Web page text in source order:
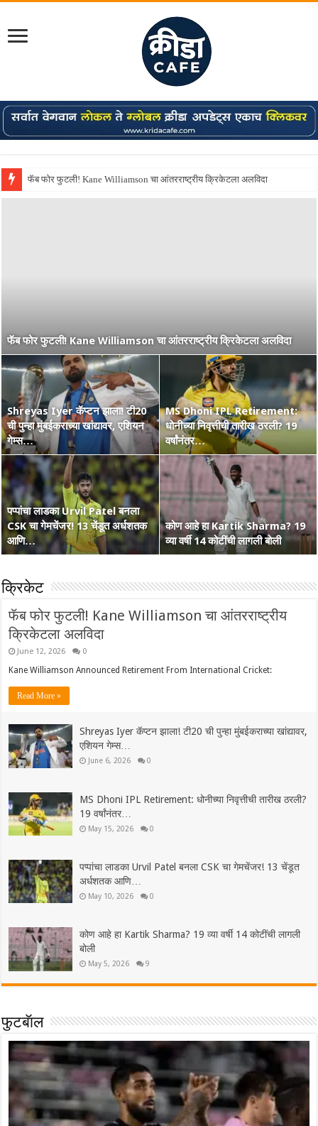
Shreyas Iyer कॅप्टन झाला! टी20 ची पुन्हा मुंबईकराच्या खांद्यावर, एशियन गेम्स…
फॅब फोर फुटली! Kane Williamson चा आंतरराष्ट्रीय क्रिकेटला अलविदा
Shreyas Iyer कॅप्टन झाला! टी20
ची पुन्हा मुंबईकराच्या खांद्यावर, एशियन
गेम्स…
MS Dhoni IPL Retirement:
धोनीच्या निवृत्तीची तारीख ठरली? 19
वर्षांनंतर…
पप्पांचा लाडका Urvil Patel बनला
CSK चा गेमचेंजर! 13 चेंडूत अर्धशतक
आणि…
कोण आहे हा Kartik Sharma? 19
व्या वर्षी 14 कोटींची लागली बोली
मेहनत आणि CSK चा विश्वास…
कोण हा Raghu Sharma? वय 33,
कृष्णभक्त, शेन वॉर्न आणि बरंच काही
वंडर बॉय Vaibhav Suryavanshi
चा आणखी एक शतकी धमाका! 36 चेंडूत
…
सरपंच श्रेयसच्या Punjab Kings चा
वर्ल्ड रेकॉर्ड! दिल्लीविरूद्ध चेस केले 264
Australia Retain The Ashes
2025-2026
क्रिकेट
फॅब फोर फुटली! Kane Williamson चा आंतरराष्ट्रीय
क्रिकेटला अलविदा
June 12, 2026 0
Kane Williamson Announced Retirement From International Cricket:
Read More »
Shreyas Iyer कॅप्टन झाला! टी20 ची पुन्हा मुंबईकराच्या खांद्यावर,
एशियन गेम्स…
June 6, 2026 0
MS Dhoni IPL Retirement: धोनीच्या निवृत्तीची तारीख ठरली?
19 वर्षांनंतर…
May 15, 2026 0
पप्पांचा लाडका Urvil Patel बनला CSK चा गेमचेंजर! 13 चेंडूत
अर्धशतक आणि…
May 10, 2026 0
कोण आहे हा Kartik Sharma? 19 व्या वर्षी 14 कोटींची लागली
बोली
May 5, 2026 9
फुटबॅाल